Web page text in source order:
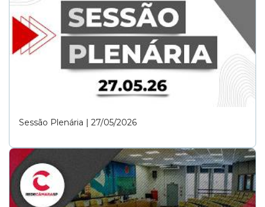
Sessão Plenária | 27/05/2026